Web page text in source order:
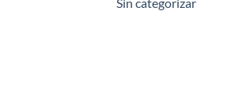
Sin categorizar